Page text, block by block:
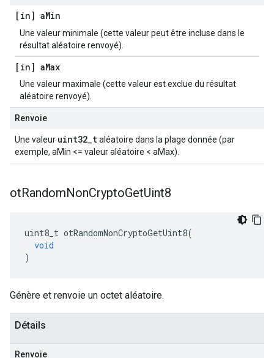
[in] aMin
Une valeur minimale (cette valeur peut être incluse dans le
résultat aléatoire renvoyé).
[in] aMax
Une valeur maximale (cette valeur est exclue du résultat
aléatoire renvoyé).
Renvoie
Une valeur uint32_taléatoire dans la plage donnée (par
exemple, aMin <= valeur aléatoire < aMax).
otRandomNonCryptoGetUint8
uint8_t otRandomNonCryptoGetUint8(
void
)
Génère et renvoie un octet aléatoire.
Détails
Renvoie